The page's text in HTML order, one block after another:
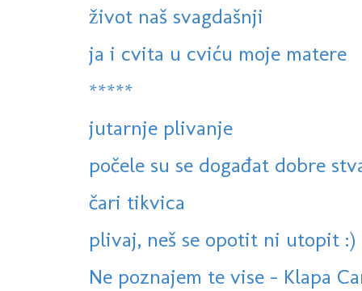
život naš svagdašnji
ja i cvita u cviću moje matere
*****
jutarnje plivanje
počele su se događat dobre
čari tikvica
plivaj, neš se opotit ni utopit :)
Ne poznajem te vise - Klapa